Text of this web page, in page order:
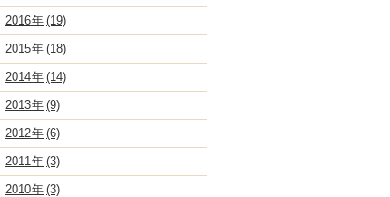
2016 (19)
2015 (18)
2014 (14)
2013 (9)
2012 (6)
2011 (3)
2010 (3)